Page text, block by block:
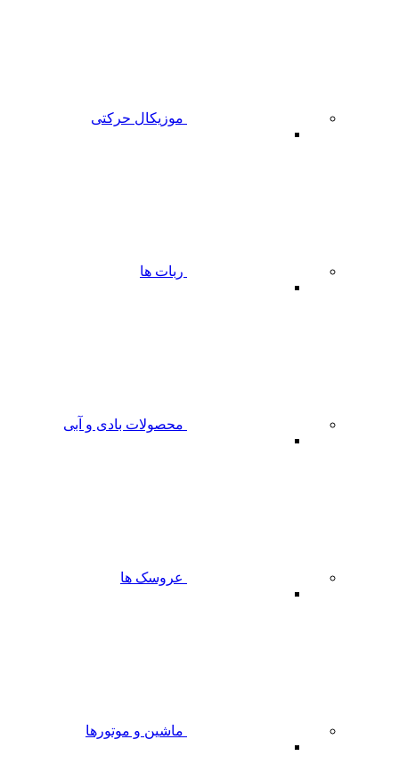
موزیکال حرکتی
ربات ها
محصولات بادی و آبی
عروسک ها
ماشین و موتورها